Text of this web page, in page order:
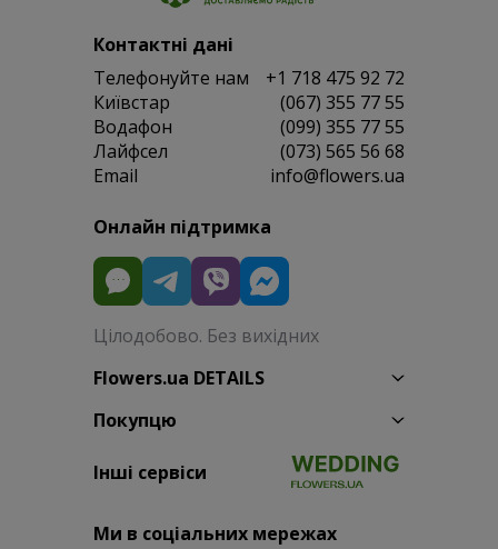
Контактні дані
Телефонуйте нам
+1 718 475 92 72
Київстар
(067) 355 77 55
Водафон
(099) 355 77 55
Лайфсел
(073) 565 56 68
Email
info@flowers.ua
Онлайн підтримка
Цілодобово. Без вихідних
Flowers.ua DETAILS
Покупцю
Інші сервіси
Ми в соціальних мережах